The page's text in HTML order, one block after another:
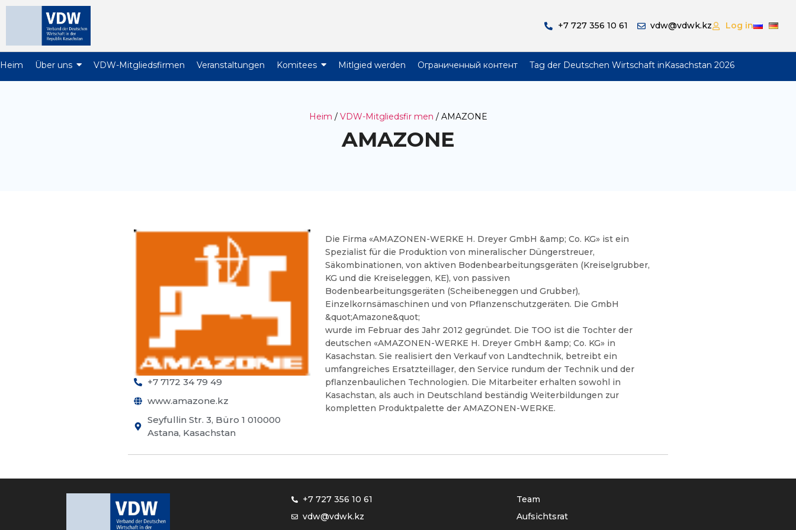
+7 727 356 10 61 vdw@vdwk.kz Log in
Heim Über uns VDW-Mitgliedsfirmen Veranstaltungen Komitees Mitlgied werden Ограниченный контент Tag der Deutschen Wirtschaft inKasachstan 2026
Heim / VDW-Mitgliedsfir men / AMAZONE
AMAZONE
+7 7172 34 79 49
www.amazone.kz
Seyfullin Str. 3, Büro 1 010000
Astana, Kasachstan
Die Firma «AMAZONEN-WERKE H. Dreyer GmbH &amp; Co. KG» ist ein
Spezialist für die Produktion von mineralischer Düngerstreuer,
Säkombinationen, von aktiven Bodenbearbeitungsgeräten (Kreiselgrubber,
KG und die Kreiseleggen, KE), von passiven
Bodenbearbeitungsgeräten (Scheibeneggen und Grubber),
Einzelkornsämaschinen und von Pflanzenschutzgeräten. Die GmbH
&quot;Amazone&quot;
wurde im Februar des Jahr 2012 gegründet. Die TOO ist die Tochter der
deutschen «AMAZONEN-WERKE H. Dreyer GmbH &amp; Co. KG» in
Kasachstan. Sie realisiert den Verkauf von Landtechnik, betreibt ein
umfangreiches Ersatzteillager, den Service rundum der Technik und der
pflanzenbaulichen Technologien. Die Mitarbeiter erhalten sowohl in
Kasachstan, als auch in Deutschland beständig Weiterbildungen zur
kompletten Produktpalette der AMAZONEN-WERKE.
+7 727 356 10 61
vdw@vdwk.kz
Team
Aufsichtsrat